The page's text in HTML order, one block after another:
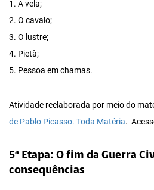
1. A vela;
2. O cavalo;
3. O lustre;
4. Pietà;
5. Pessoa em chamas.
Atividade reelaborada por meio do
de Pablo Picasso. Toda Matéria.
5ª Etapa: O fim da Guerra
consequências